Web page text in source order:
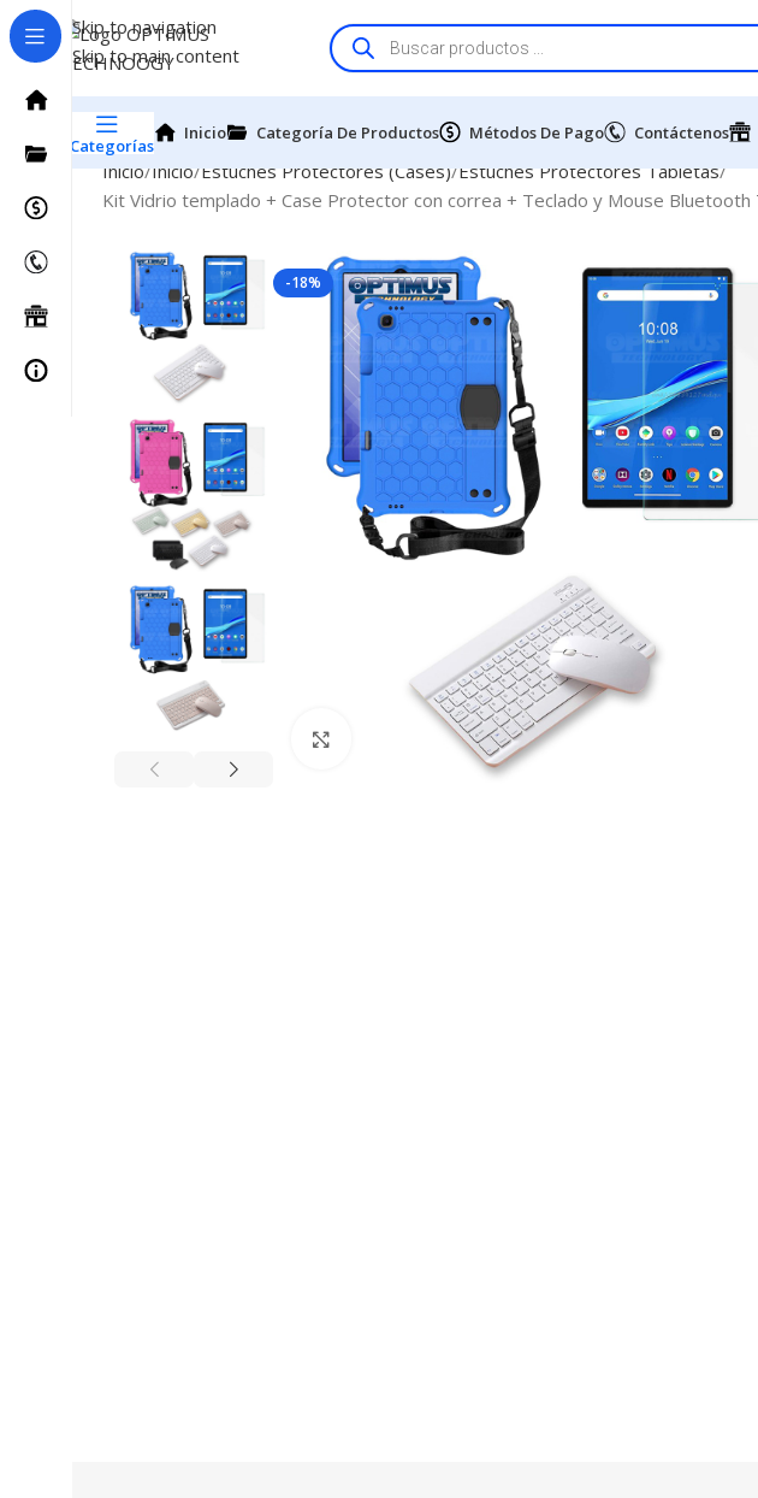
Skip to navigation
Skip to main content
Categorías
Inicio Categoría De Productos Métodos De Pago Contáctenos
Inicio Inicio Estuches Protectores (Cases) Estuches Protectores Tabletas
Kit Vidrio templado + Case Protector con correa + Teclado y Mouse
-18%
Click to enlarge